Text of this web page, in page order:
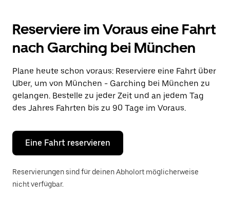
Kalender
interagieren
ein
Datum
auszuwählen.
Drücke
die
Escape-
um
den
Kalender
schließen.
Reserviere im Voraus eine Fahrt
nach Garching bei München
Plane heute schon voraus: Reserviere eine Fahrt über
Uber, um von München - Garching bei München zu
gelangen. Bestelle zu jeder Zeit und an jedem Tag
des Jahres Fahrten bis zu 90 Tage im Voraus.
Eine Fahrt reservieren
Reservierungen sind für deinen Abholort möglicherweise
nicht verfügbar.